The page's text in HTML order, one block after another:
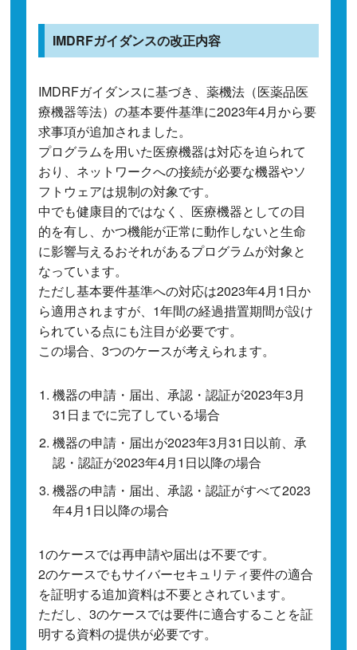
IMDRFガイダンスの改正内容
IMDRFガイダンスに基づき、薬機法（医薬品医
療機器等法）の基本要件基準に2023年4月から要
求事項が追加されました。
プログラムを用いた医療機器は対応を迫られて
おり、ネットワークへの接続が必要な機器やソ
フトウェアは規制の対象です。
中でも健康目的ではなく、医療機器としての目
的を有し、かつ機能が正常に動作しないと生命
に影響与えるおそれがあるプログラムが対象と
なっています。
ただし基本要件基準への対応は2023年4月1日か
ら適用されますが、1年間の経過措置期間が設け
られている点にも注目が必要です。
この場合、3つのケースが考えられます。
機器の申請・届出、承認・認証が2023年3月
31日までに完了している場合
機器の申請・届出が2023年3月31日以前、承
認・認証が2023年4月1日以降の場合
機器の申請・届出、承認・認証がすべて2023
年4月1日以降の場合
1のケースでは再申請や届出は不要です。
2のケースでもサイバーセキュリティ要件の適合
を証明する追加資料は不要とされています。
ただし、3のケースでは要件に適合することを証
明する資料の提供が必要です。